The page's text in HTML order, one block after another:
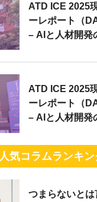
ATD ICE 2025
ーレポート（
– AIと人材開発
ATD ICE 2025
ーレポート（
– AIと人材開発
人気コラムランキン
つまらないと